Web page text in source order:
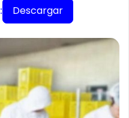
Descargar